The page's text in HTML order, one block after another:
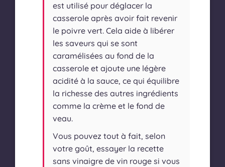
est utilisé pour déglacer la
casserole après avoir fait revenir
le poivre vert. Cela aide à libérer
les saveurs qui se sont
caramélisées au fond de la
casserole et ajoute une légère
acidité à la sauce, ce qui équilibre
la richesse des autres ingrédients
comme la crème et le fond de
veau.
Vous pouvez tout à fait, selon
votre goût, essayer la recette
sans vinaigre de vin rouge si vous